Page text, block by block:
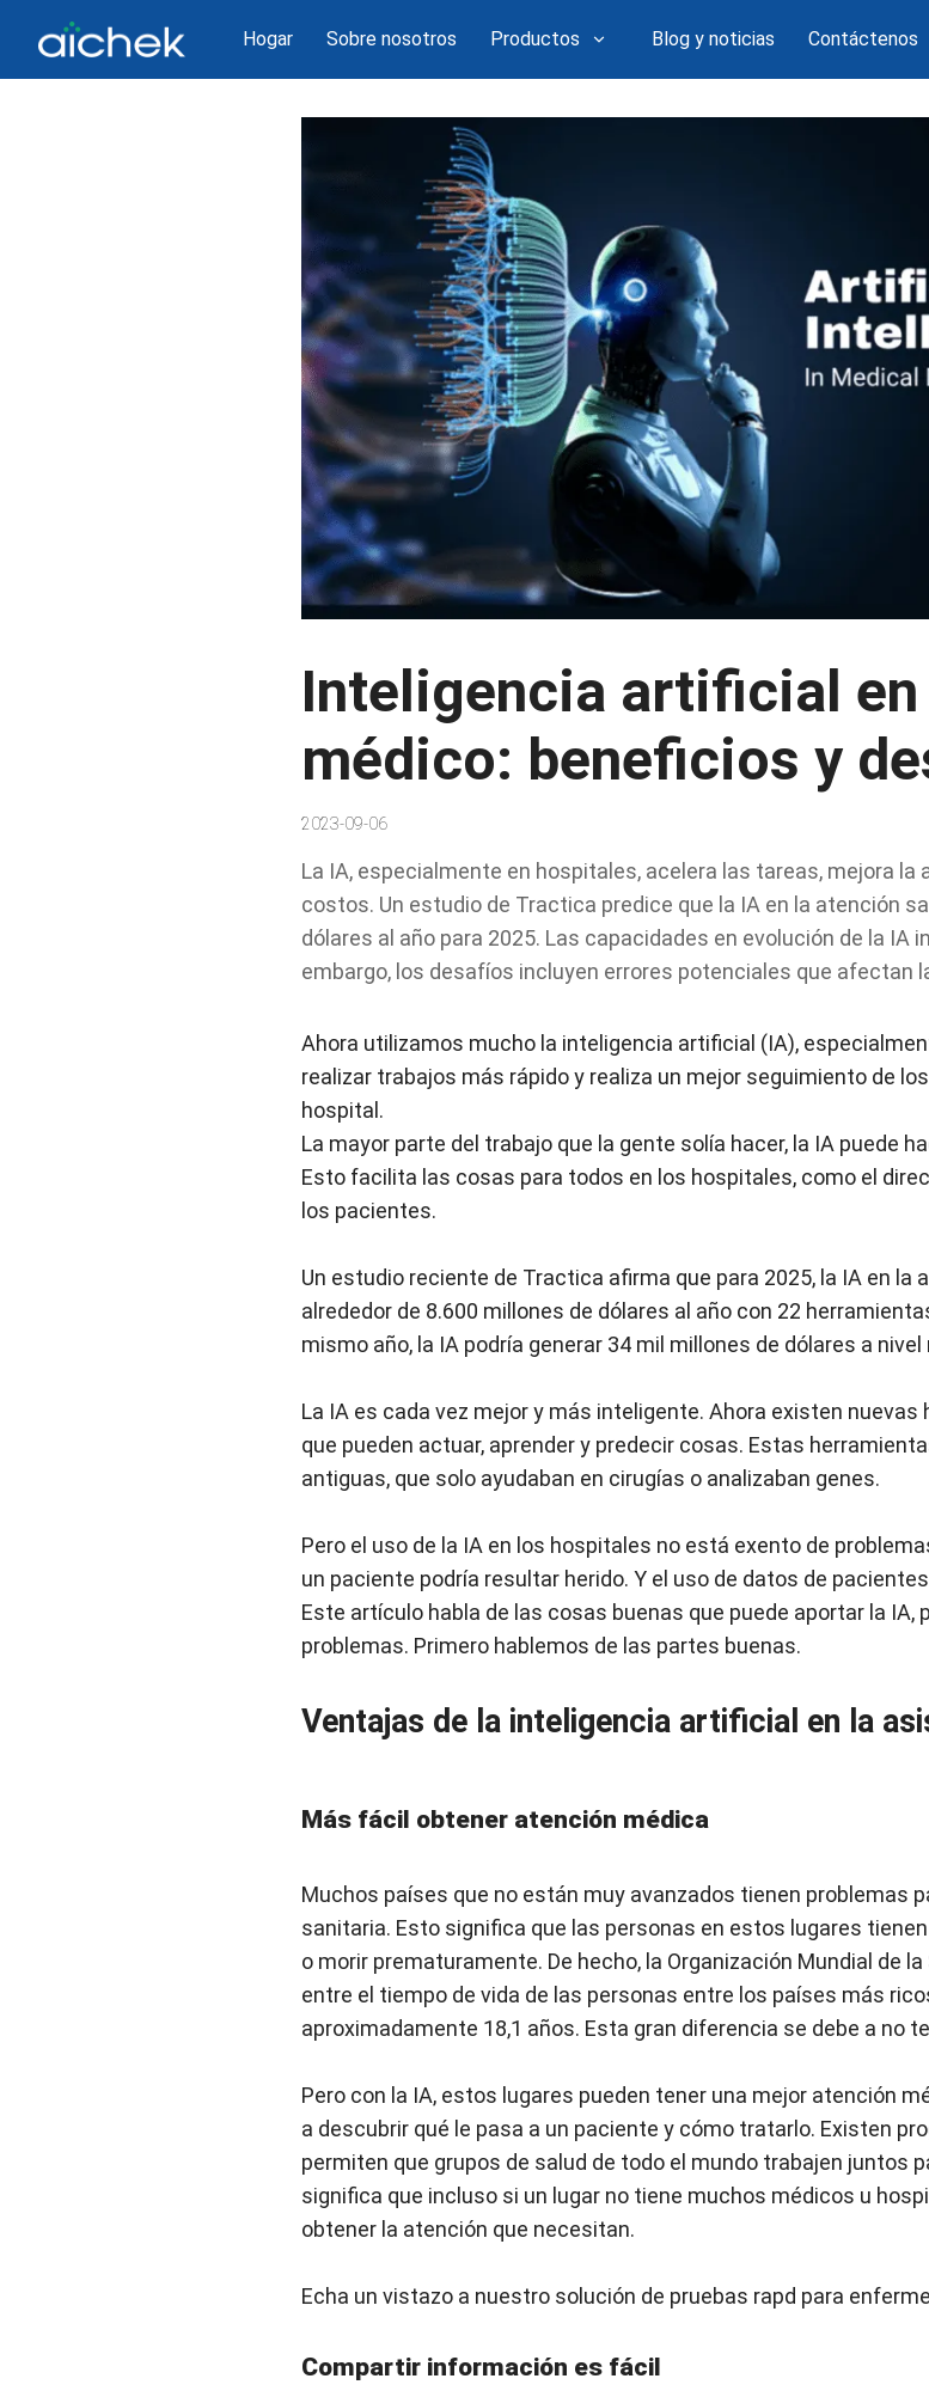
Hogar Sobre nosotros Productos Blog y noticias Contáctenos
Inteligencia artificial
médico: beneficios y
2023-09-06
La IA, especialmente en hospitales, acelera las tareas, mejora
costos. Un estudio de Tractica predice que la IA en la atención
dólares al año para 2025. Las capacidades en evolución de la IA
embargo, los desafíos incluyen errores potenciales que afectan
Ahora utilizamos mucho la inteligencia artificial (IA),
realizar trabajos más rápido y realiza un mejor seguimiento de
hospital.
La mayor parte del trabajo que la gente solía hacer, la IA puede
Esto facilita las cosas para todos en los hospitales, como el
los pacientes.
Un estudio reciente de Tractica afirma que para 2025, la IA en la
alrededor de 8.600 millones de dólares al año con 22
mismo año, la IA podría generar 34 mil millones de dólares a nivel
La IA es cada vez mejor y más inteligente. Ahora existen
que pueden actuar, aprender y predecir cosas. Estas
antiguas, que solo ayudaban en cirugías o analizaban genes.
Pero el uso de la IA en los hospitales no está exento de
un paciente podría resultar herido. Y el uso de datos de
Este artículo habla de las cosas buenas que puede aportar la
problemas. Primero hablemos de las partes buenas.
Ventajas de la inteligencia artificial en la
Más fácil obtener atención médica
Muchos países que no están muy avanzados tienen problemas
sanitaria. Esto significa que las personas en estos lugares
o morir prematuramente. De hecho, la Organización Mundial de
entre el tiempo de vida de las personas entre los países más
aproximadamente 18,1 años. Esta gran diferencia se debe a no
Pero con la IA, estos lugares pueden tener una mejor atención
a descubrir qué le pasa a un paciente y cómo tratarlo. Existen
permiten que grupos de salud de todo el mundo trabajen juntos
significa que incluso si un lugar no tiene muchos médicos u
obtener la atención que necesitan.
Echa un vistazo a nuestro solución de pruebas rapd para
Compartir información es fácil